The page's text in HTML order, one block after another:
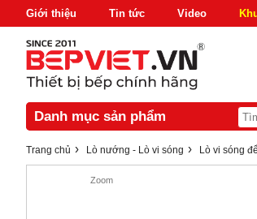
Giới thiệu Tin tức Video
Danh mục sản phẩm
Trang chủ › Lò nướng - Lò vi sóng › Lò vi sóng
Zoom